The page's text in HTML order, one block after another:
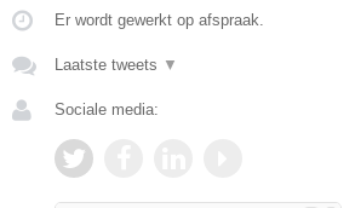
Er wordt gewerkt op afspraak.
Laatste tweets ▼
Sociale media: